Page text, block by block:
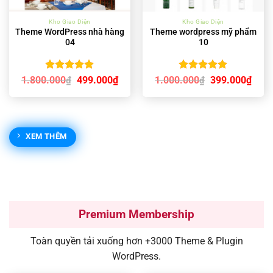
Kho Giao Diện
Theme WordPress nhà hàng
04
Được xếp
hạng5.00
5 sao
1.800.000₫ Giá
là:
499.000₫Giá
hiện
tại
Kho Giao Diện
Theme wordpress mỹ phẩm
10
Được xếp
hạng5.00
5 sao
1.000.000₫ Giá
là:
399.000₫Giá
hiện
tại
XEM THÊM
Premium Membership
Toàn quyền tải xuống hơn +3000 Theme & Plugin
WordPress.